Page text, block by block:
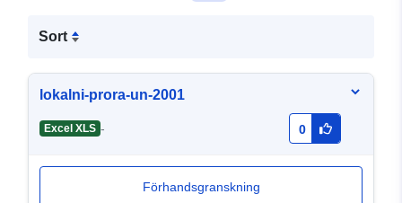
Sort
lokalni-prora-un-2001
Excel XLS - 0
Förhandsgranskning